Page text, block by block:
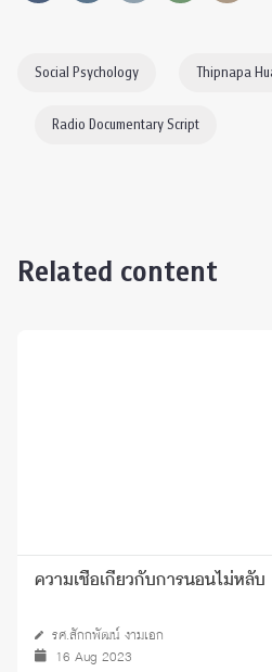
Social Psychology Thipnapa
Radio Documentary Script
Related content
ความเชื่อเกี่ยวกับการนอนไม่หลับ
รศ.สักกพัฒน์ งามเอก
16 Aug 2023